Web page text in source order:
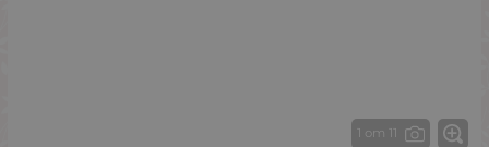
1 от 11